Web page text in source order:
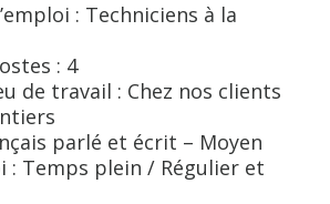
: Techniciens à la
: 4
de travail : Chez nos clients
parlé et écrit – Moyen
: Temps plein / Régulier et